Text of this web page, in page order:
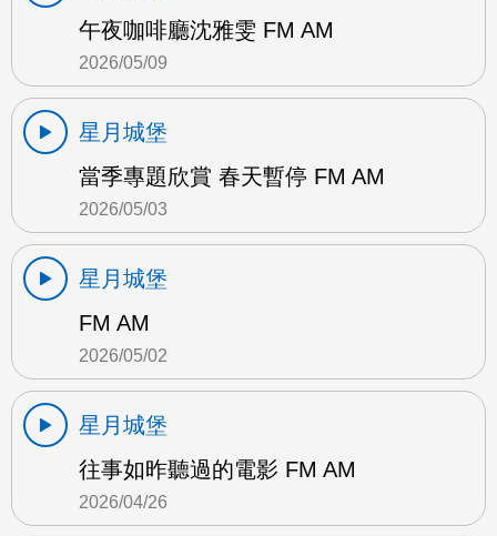
午夜咖啡廳沈雅雯 FM AM
2026/05/09
星月城堡
當季專題欣賞 春天暫停 FM AM
2026/05/03
星月城堡
FM AM
2026/05/02
星月城堡
往事如昨聽過的電影 FM AM
2026/04/26